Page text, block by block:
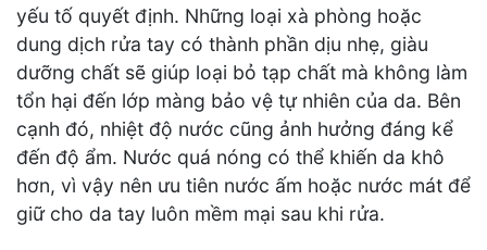
yếu tố quyết định. Những loại xà phòng hoặc
dung dịch rửa tay có thành phần dịu nhẹ, giàu
dưỡng chất sẽ giúp loại bỏ tạp chất mà không làm
tổn hại đến lớp màng bảo vệ tự nhiên của da. Bên
cạnh đó, nhiệt độ nước cũng ảnh hưởng đáng kể
đến độ ẩm. Nước quá nóng có thể khiến da khô
hơn, vì vậy nên ưu tiên nước ấm hoặc nước mát để
giữ cho da tay luôn mềm mại sau khi rửa.